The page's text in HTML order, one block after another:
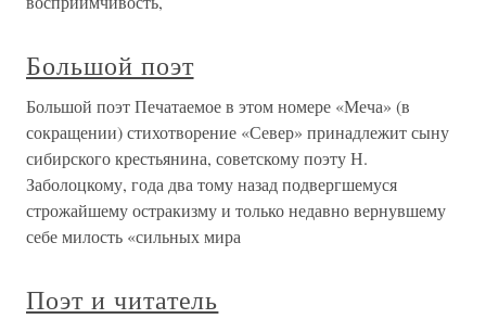
Большой поэт
Большой поэт Печатаемое в этом номере «Меча» (в
сокращении) стихотворение «Север» принадлежит сыну
сибирского крестьянина, советскому поэту Н.
Заболоцкому, года два тому назад подвергшемуся
строжайшему остракизму и только недавно вернувшему
себе милость «сильных мира
Поэт и читатель